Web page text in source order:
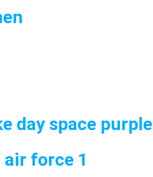
day space purple
force 1